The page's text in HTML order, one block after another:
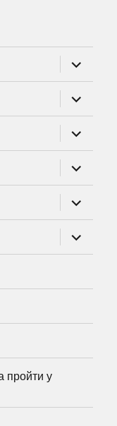
підменю
підменю
підменю
підменю
підменю
підменю
пройти у